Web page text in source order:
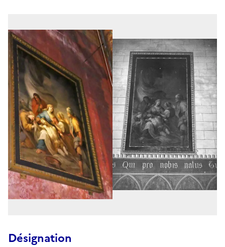
Désignation